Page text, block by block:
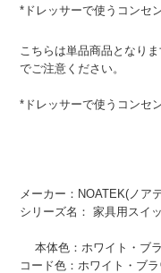
*ドレッサーで使うコンセ
こちらは単品商品となり
でご注意ください。
*ドレッサーで使うコンセ
メーカー：NOATEK(ノア
シリーズ名： 家具用スイ
本体色：ホワイト・ブ
コード色：ホワイト・ブ